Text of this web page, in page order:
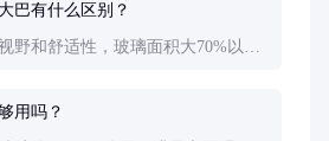
巴有什么区别？
野和舒适性，玻璃面积大70%以
用吗？